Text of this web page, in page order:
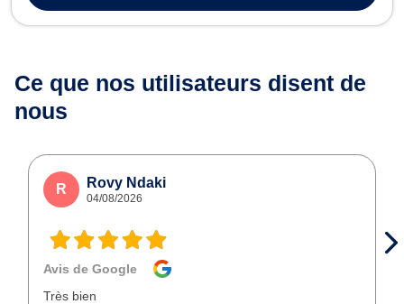
Ce que nos utilisateurs disent de
nous
R Rovy Ndaki
04/08/2026
Avis de Google
Très bien